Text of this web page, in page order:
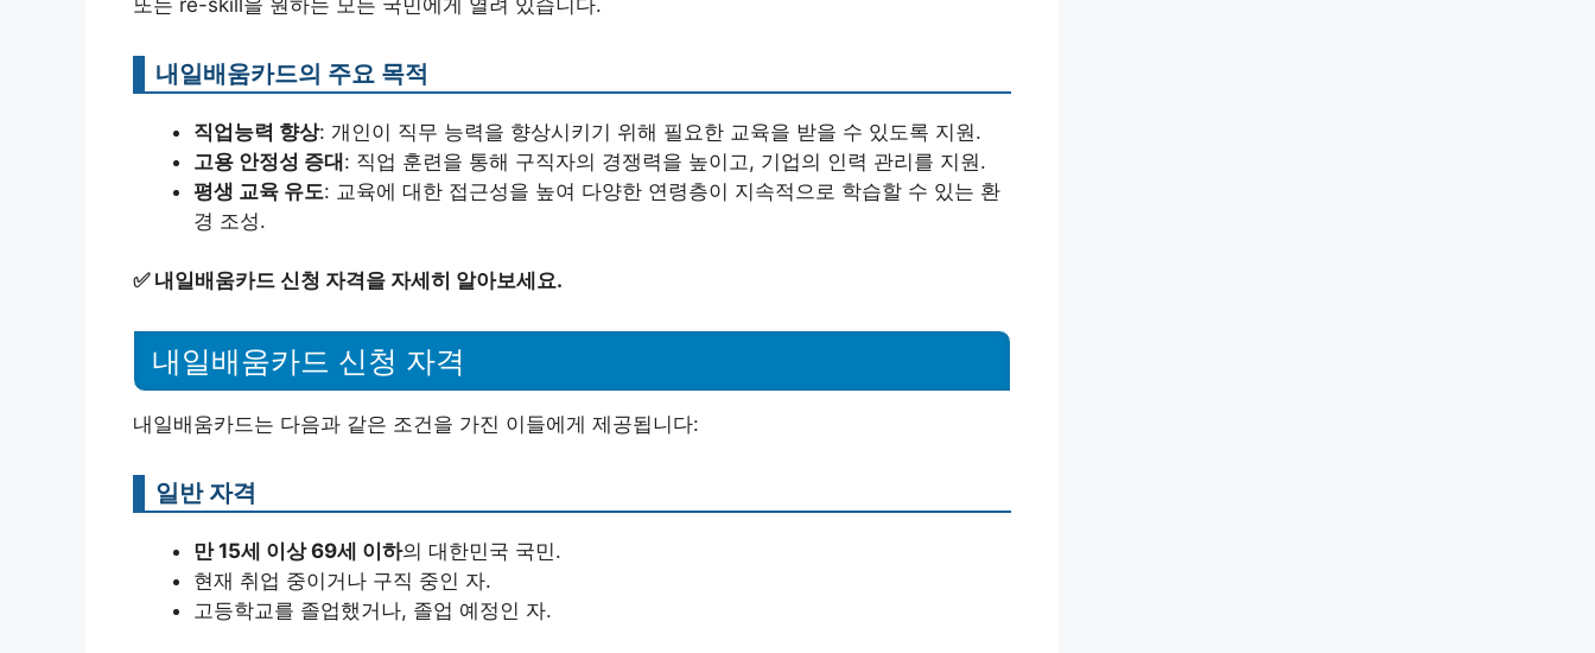
내일배움카드의 주요 목적
직업능력 향상: 개인이 직무 능력을 향상시키기 위해 필요한 교육을 받을 수 있도록 지원.
고용 안정성 증대: 직업 훈련을 통해 구직자의 경쟁력을 높이고, 기업의 인력 관리를 지원.
평생 교육 유도: 교육에 대한 접근성을 높여 다양한 연령층이 지속적으로 학습할 수 있는 환
경 조성.
✅ 내일배움카드 신청 자격을 자세히 알아보세요.
내일배움카드 신청 자격
내일배움카드는 다음과 같은 조건을 가진 이들에게 제공됩니다:
일반 자격
만 15세 이상 69세 이하의 대한민국 국민.
현재 취업 중이거나 구직 중인 자.
고등학교를 졸업했거나, 졸업 예정인 자.